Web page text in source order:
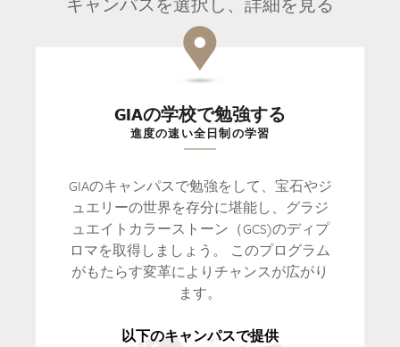
GIAの学校で勉強する
進度の速い全日制の学習
GIAのキャンパスで勉強をして、宝石やジ
ュエリーの世界を存分に堪能し、グラジ
ュエイトカラーストーン（GCS)のディプ
ロマを取得しましょう。 このプログラム
がもたらす変革によりチャンスが広がり
ます。
以下のキャンパスで提供